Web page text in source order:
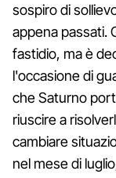
sospiro di
appena passati.
fastidio, ma è
l'occasione di
che Saturno
riuscire a
cambiare
nel mese di